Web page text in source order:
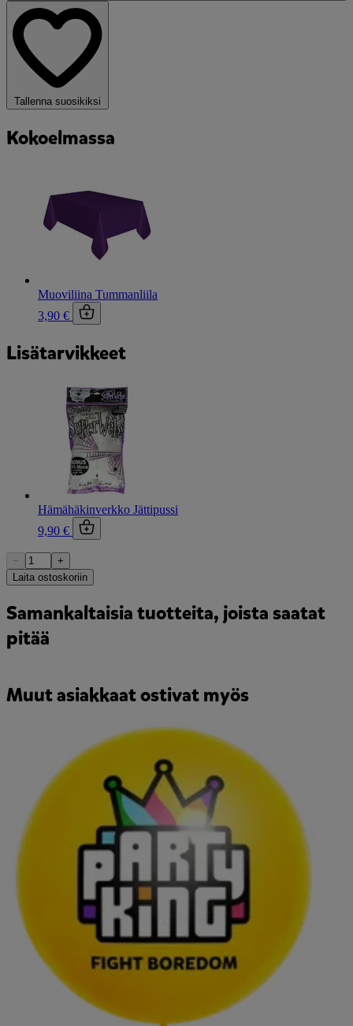
Tallenna suosikiksi
Kokoelmassa
Muoviliina Tummanliila
3,90 €
Lisätarvikkeet
Hämähäkinverkko Jättipussi
9,90 €
−
+
Laita ostoskoriin
Samankaltaisia tuotteita, joista saatat
pitää
Muut asiakkaat ostivat myös